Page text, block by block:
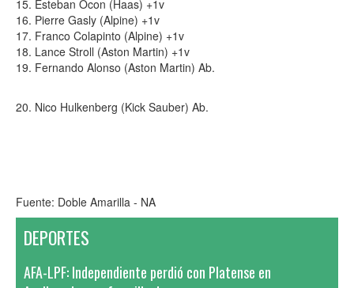
15. Esteban Ocon (Haas) +1v
16. Pierre Gasly (Alpine) +1v
17. Franco Colapinto (Alpine) +1v
18. Lance Stroll (Aston Martin) +1v
19. Fernando Alonso (Aston Martin) Ab.
20. Nico Hulkenberg (Kick Sauber) Ab.
Fuente: Doble Amarilla - NA
DEPORTES
AFA-LPF: Independiente perdió con Platense en